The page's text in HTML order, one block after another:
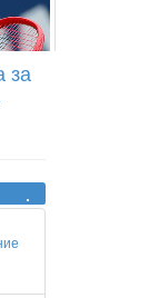
за